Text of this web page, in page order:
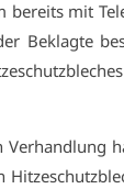
be­reits mit
Be­klag­te
Ver­hand­lung